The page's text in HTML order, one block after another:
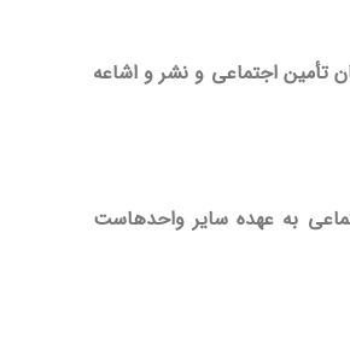
تأمین اجتماعی و نشر و اشاعه
به عهده سایر واحدهاست